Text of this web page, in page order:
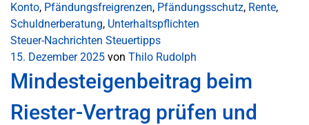
Konto, Pfändungsfreigrenzen, Pfändungsschutz, Rente,
Schuldnerberatung, Unterhaltspflichten
Steuer-Nachrichten Steuertipps
15. Dezember 2025 von Thilo Rudolph
Mindesteigenbeitrag beim
Riester-Vertrag prüfen und